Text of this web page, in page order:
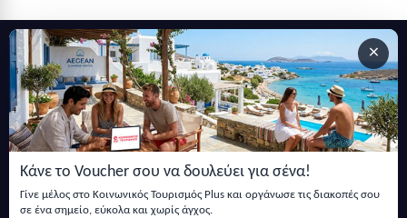
×
Κάνε το Voucher σου να δουλεύει για σένα!
Γίνε μέλος στο Κοινωνικός Τουρισμός Plus και οργάνωσε τις διακοπές σου
σε ένα σημείο, εύκολα και χωρίς άγχος.
Εγγραφείτε στο newsletter μας
Μείνετε ενημερωμένοι με τις τελευταίες ειδήσεις, ανακοινώσεις
και άρθρα.